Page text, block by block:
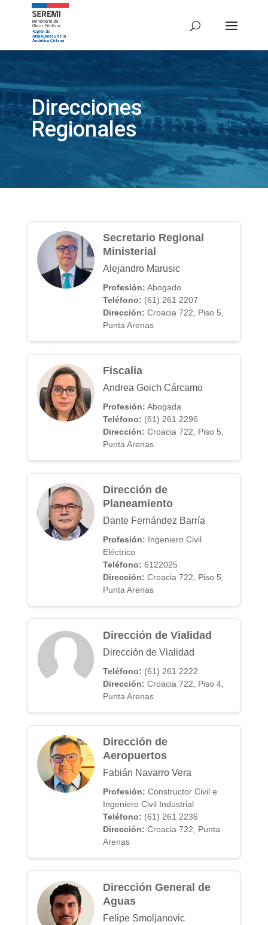
Direcciones
Regionales
Secretario Regional
Ministerial
Alejandro Marusic
Profesión: Abogado
Teléfono: (61) 261 2207
Dirección: Croacia 722, Piso 5,
Punta Arenas
Fiscalía
Andrea Goich Cárcamo
Profesión: Abogada
Teléfono: (61) 261 2296
Dirección: Croacia 722, Piso 5,
Punta Arenas
Dirección de
Planeamiento
Dante Fernández Barría
Profesión: Ingeniero Civil
Eléctrico
Teléfono: 6122025
Dirección: Croacia 722, Piso 5,
Punta Arenas
Dirección de Vialidad
Dirección de Vialidad
Teléfono: (61) 261 2222
Dirección: Croacia 722, Piso 4,
Punta Arenas
Dirección de
Aeropuertos
Fabián Navarro Vera
Profesión: Constructor Civil e
Ingeniero Civil Industrial
Teléfono: (61) 261 2236
Dirección: Croacia 722, Punta
Arenas
Dirección General de
Aguas
Felipe Smoljanovic